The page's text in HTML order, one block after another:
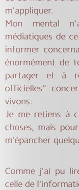
m'appliquer.
Mon mental
médiatiques de
informer
énormément de
partager et à
officielles"
vivons.
Je me retiens à
choses, mais
m'épancher
Comme j'ai pu
celle de